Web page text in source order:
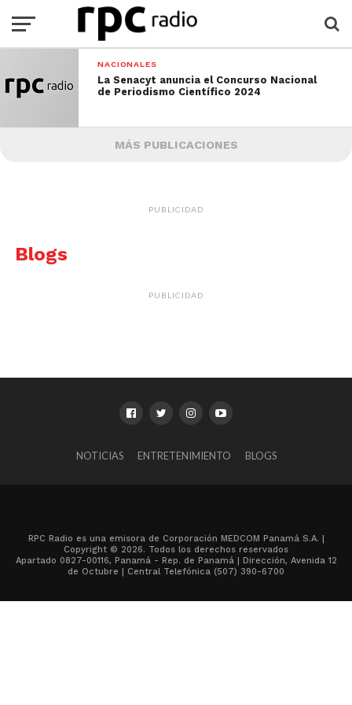
NACIONALES
La Senacyt anuncia el Concurso Nacional
de Periodismo Científico 2024
MÁS PUBLICACIONES
PUBLICIDAD
Blogs
PUBLICIDAD
NOTICIAS ENTRETENIMIENTO BLOGS
RPC Radio es una emisora de Corporación MEDCOM Panamá S.A. |
Copyright © 2026. Todos los derechos reservados
Apartado 0827-00116, Panamá - Rep. de Panamá | Dirección, Avenida 12
de Octubre | Central Telefónica (507) 390-6700